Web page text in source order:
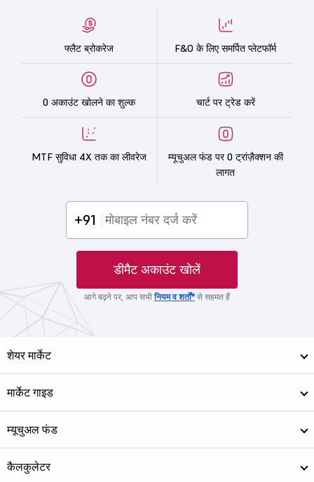
फ्लैट ब्रोकरेज F&O के लिए समर्पित प्लेटफॉर्म
0 अकाउंट खोलने का शुल्क चार्ट पर ट्रेड करें
MTF सुविधा 4X तक का लीवरेज
म्यूचुअल फंड पर 0 ट्रांज़ैक्शन की
लागत
+91
डीमैट अकाउंट खोलें
आगे बढ़ने पर, आप सभीनियम व शर्तों*से सहमत हैं
शेयर मार्केट
मार्केट गाइड
म्यूचुअल फंड
कैलकुलेटर